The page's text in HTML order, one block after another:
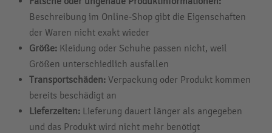
Beschreibung im Online-Shop gibt die Eigenschaften
der Waren nicht exakt wieder
Größe: Kleidung oder Schuhe passen nicht, weil
Größen unterschiedlich ausfallen
Transportschäden: Verpackung oder Produkt kommen
bereits beschädigt an
Lieferzeiten: Lieferung dauert länger als angegeben
und das Produkt wird nicht mehr benötigt